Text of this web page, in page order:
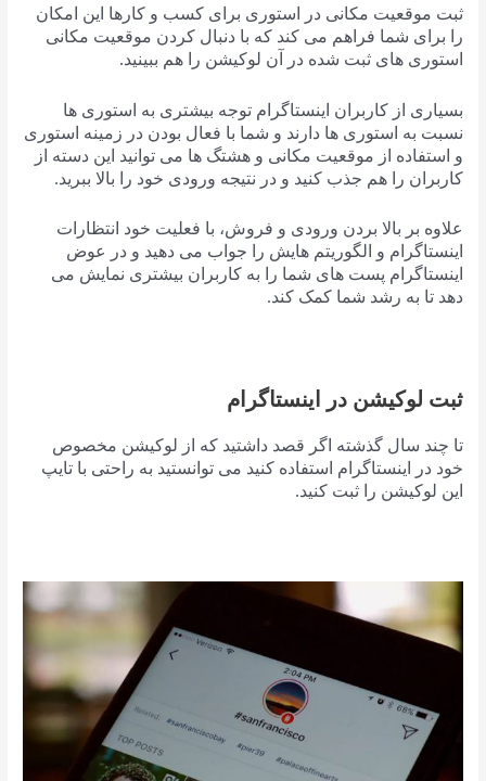
ثبت موقعیت مکانی در استوری برای کسب و کارها این امکان
را برای شما فراهم می کند که با دنبال کردن موقعیت مکانی
استوری های ثبت شده در آن لوکیشن را هم ببینید.
بسیاری از کاربران اینستاگرام توجه بیشتری به استوری ها
نسبت به استوری ها دارند و شما با فعال بودن در زمینه استوری
و استفاده از موقعیت مکانی و هشتگ ها می توانید این دسته از
کاربران را هم جذب کنید و در نتیجه ورودی خود را بالا ببرید.
علاوه بر بالا بردن ورودی و فروش، با فعلیت خود انتظارات
اینستاگرام و الگوریتم هایش را جواب می دهید و در عوض
اینستاگرام پست های شما را به کاربران بیشتری نمایش می
دهد تا به رشد شما کمک کند.
ثبت لوکیشن در اینستاگرام
تا چند سال گذشته اگر قصد داشتید که از لوکیشن مخصوص
خود در اینستاگرام استفاده کنید می توانستید به راحتی با تایپ
این لوکیشن را ثبت کنید.